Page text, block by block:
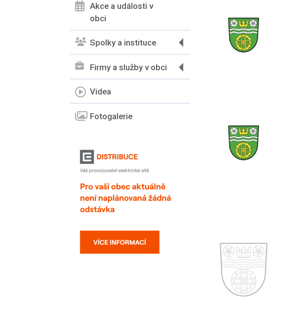
Akce a události v
obci
Spolky a instituce
Firmy a služby v obci
Videa
Fotogalerie